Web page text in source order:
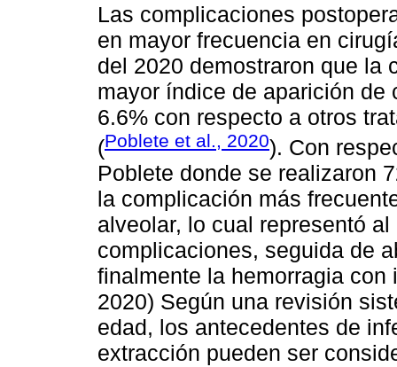
Las complicaciones
en mayor frecuencia en
del 2020 demostraron que la
mayor índice de aparición
6.6% con respecto a otros
(Poblete et al., 2020). Con
Poblete donde se realizaron
la complicación más
alveolar, lo cual representó
complicaciones, seguida de
finalmente la hemorragia
2020) Según una revisión
edad, los antecedentes de
extracción pueden ser